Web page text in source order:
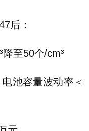
后：
降至50个/cm³
池容量波动率＜